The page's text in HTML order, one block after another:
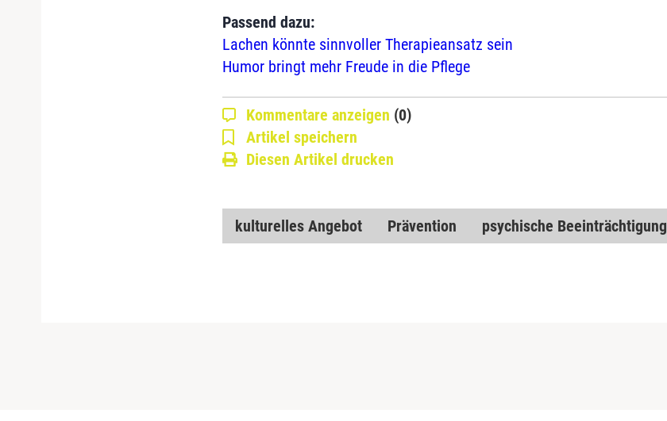
Passend dazu:
Lachen könnte sinnvoller Therapieansatz sein
Humor bringt mehr Freude in die Pflege
Kommentare anzeigen (0)
Artikel speichern
Diesen Artikel drucken
kulturelles Angebot Prävention psychische Beeinträchtigung